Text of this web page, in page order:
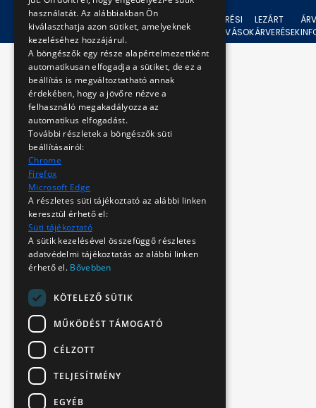
ÁRVERÉSEK
ÁRVERÉSI
FELHÍVÁSOK
LEZÁRT
ÁRVERÉSEK
használatát. Az alábbiakban Ön
kiválaszthatja azon sütiket, amelyeknek
kezeléséhez hozzájárul.
A böngészők egy része alapértelmezettként
automatikusan elfogadja a sütiket, de ez a
beállítás is megváltoztatható annak
érdekében, hogy a jövőre nézve a
felhasználó megakadályozza az
automatikus elfogadást.
További részletek a böngészők süti
beállításairól:
Chrome
Firefox
Microsoft Edge
A részletes süti tájékoztató az alábbi linken
keresztül érhető el:
Süti tájékoztató
A sütik kezelésével összefüggő részletes
adatvédelmi tájékoztatás az alábbi linken
érhető el. Bővebben
KÖTELEZŐ SÜTIK
MŰKÖDÉST TÁMOGATÓ
CÉLZOTT
TELJESÍTMÉNY
EGYÉB